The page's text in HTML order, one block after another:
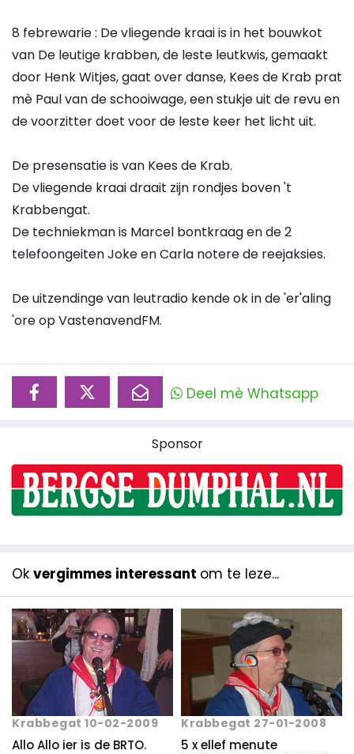
8 febrewarie : De vliegende kraai is in het bouwkot
van De leutige krabben, de leste leutkwis, gemaakt
door Henk Witjes, gaat over danse, Kees de Krab prat
mè Paul van de schooiwage, een stukje uit de revu en
de voorzitter doet voor de leste keer het licht uit.
De presensatie is van Kees de Krab.
De vliegende kraai draait zijn rondjes boven 't
Krabbengat.
De techniekman is Marcel bontkraag en de 2
telefoongeiten Joke en Carla notere de reejaksies.
De uitzendinge van leutradio kende ok in de 'er'aling
'ore op VastenavendFM.
Deel mè Whatsapp
Sponsor
Ok vergimmes interessant om te leze...
Krabbegat 10-02-2009
Allo Allo ier is de BRTO.
Krabbegat 27-01-2008
5 x ellef menute